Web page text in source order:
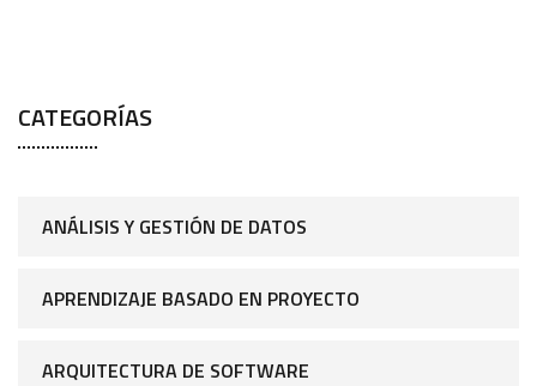
CATEGORÍAS
ANÁLISIS Y GESTIÓN DE DATOS
APRENDIZAJE BASADO EN PROYECTO
ARQUITECTURA DE SOFTWARE